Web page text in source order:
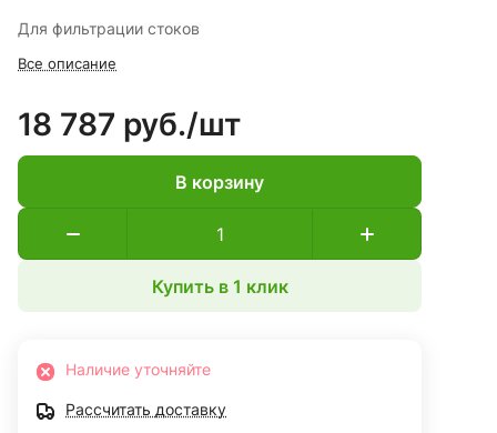
Для фильтрации стоков
Все описание
18 787 руб./шт
В корзину
Купить в 1 клик
Наличие уточняйте
Рассчитать доставку